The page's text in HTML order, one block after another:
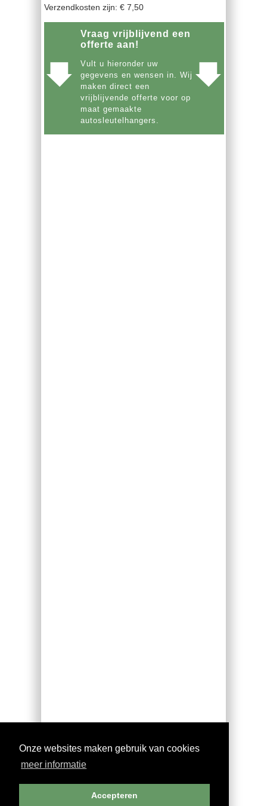
Onze websites maken gebruik van cookies
meer informatie
Accepteren
Verzendkosten zijn: € 7,50
Vraag vrijblijvend een
offerte aan!
Vult u hieronder uw
gegevens en wensen in. Wij
maken direct een
vrijblijvende offerte voor op
maat gemaakte
autosleutelhangers.